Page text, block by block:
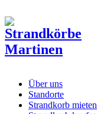
Über uns
Standorte
Strandkorb mieten